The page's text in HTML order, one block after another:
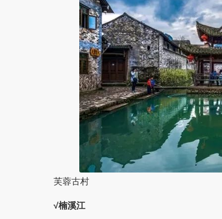
芙蓉古村
√楠溪江